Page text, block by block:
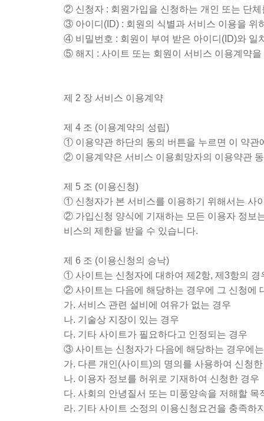
② 신청자 : 회원가입을 신청하는 개인 또는 단체
③ 아이디(ID) : 회원의 식별과 서비스 이용을 위
④ 비밀번호 : 회원이 부여 받은 아이디(ID)와 일
⑤ 해지 : 사이트 또는 회원이 서비스 이용계약
제 2 장 서비스 이용계약
제 4 조 (이용계약의 성립)
① 이용약관 하단의 동의 버튼을 누르면 이 약관
② 이용계약은 서비스 이용희망자의 이용약관
제 5 조 (이용신청)
① 신청자가 본 서비스를 이용하기 위해서는 사
② 가입신청 양식에 기재하는 모든 이용자 정보
비스의 제한을 받을 수 있습니다.
제 6 조 (이용신청의 승낙)
① 사이트는 신청자에 대하여 제2항, 제3항의
② 사이트는 다음에 해당하는 경우에 그 신청에
가. 서비스 관련 설비에 여유가 없는 경우
나. 기술상 지장이 있는 경우
다. 기타 사이트가 필요하다고 인정되는 경우
③ 사이트는 신청자가 다음에 해당하는 경우에
가. 다른 개인(사이트)의 명의를 사용하여 신청
나. 이용자 정보를 허위로 기재하여 신청한 경우
다. 사회의 안녕질서 또는 미풍양속을 저해할 목
라. 기타 사이트 소정의 이용신청요건을 충족하